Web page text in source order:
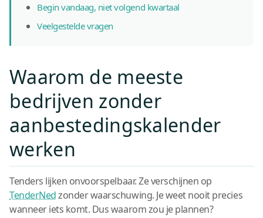
Begin vandaag, niet volgend kwartaal
Veelgestelde vragen
Waarom de meeste
bedrijven zonder
aanbestedingskalender
werken
Tenders lijken onvoorspelbaar. Ze verschijnen op
TenderNedzonder waarschuwing. Je weet nooit precies
wanneer iets komt. Dus waarom zou je plannen?